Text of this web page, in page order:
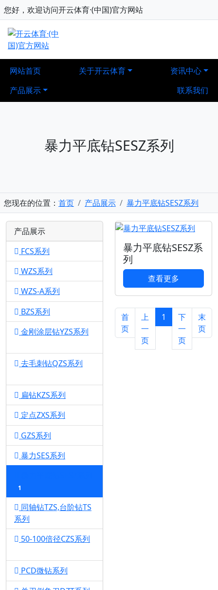
您好，欢迎访问开云体育·(中国)官方网站
网站首页 关于开云体育
资讯中心
产品展示
联系我们
暴力平底钻SESZ系列
您现在的位置： 首页 产品展示 暴力平底钻SESZ系列
产品展示
FCS系列
WZS系列
WZS-A系列
BZS系列
金刚涂层钻YZS系列
去毛刺钻QZS系列
扁钻KZS系列
定点ZXS系列
GZS系列
暴力SES系列
1
同轴钻TZS,台阶钻TS
系列
50-100倍径CZS系列
PCD微钻系列
暴力平底钻SESZ系
列
查看更多
首
页
上
一
页
1
下
一
页
末
页